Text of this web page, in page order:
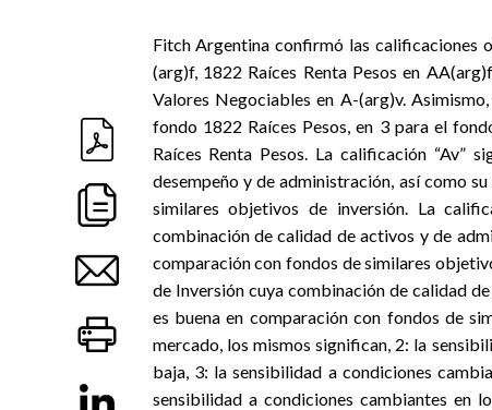
Fitch Argentina confirmó las calificaciones
(arg)f, 1822 Raíces Renta Pesos en
Valores Negociables en A-(arg)v.
fondo 1822 Raíces Pesos, en 3 para el
Raíces Renta Pesos. La calificación “Av”
desempeño y de administración, así como
similares objetivos de inversión. La
combinación de calidad de activos y de
comparación con fondos de similares
de Inversión cuya combinación de calidad
es buena en comparación con fondos de
mercado, los mismos significan, 2: la
baja, 3: la sensibilidad a condiciones
sensibilidad a condiciones cambiantes en